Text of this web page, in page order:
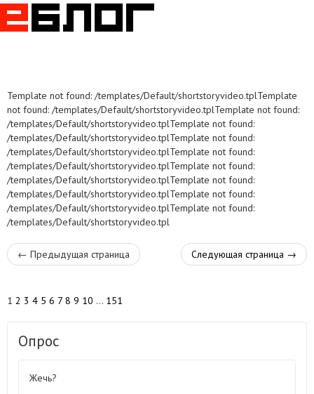
Template not found: /templates/Default/shortstoryvideo.tplTemplate
not found: /templates/Default/shortstoryvideo.tplTemplate not found:
/templates/Default/shortstoryvideo.tplTemplate not found:
/templates/Default/shortstoryvideo.tplTemplate not found:
/templates/Default/shortstoryvideo.tplTemplate not found:
/templates/Default/shortstoryvideo.tplTemplate not found:
/templates/Default/shortstoryvideo.tplTemplate not found:
/templates/Default/shortstoryvideo.tplTemplate not found:
/templates/Default/shortstoryvideo.tplTemplate not found:
/templates/Default/shortstoryvideo.tpl
← Предыдущая страница Следующая страница →
1 2 3 4 5 6 7 8 9 10 ... 151
Опрос
Жечь?